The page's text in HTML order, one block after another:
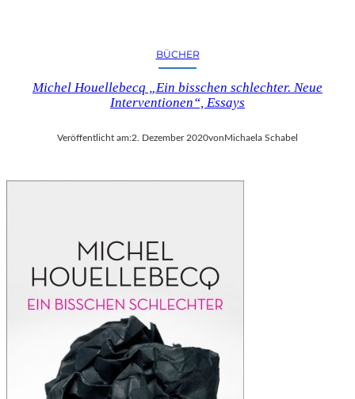
BÜCHER
Michel Houellebecq „Ein bisschen schlechter. Neue
Interventionen“, Essays
Veröffentlicht am:2. Dezember 2020vonMichaela Schabel